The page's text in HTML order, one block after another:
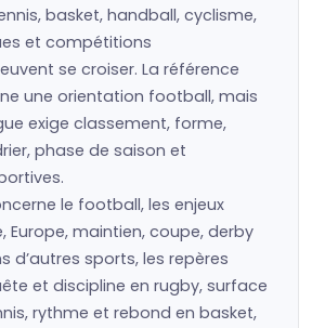
basket, handball, cyclisme,
et compétitions
se croiser. La référence
une orientation football, mais
exige classement, forme,
phase de saison et
le football, les enjeux
Europe, maintien, coupe, derby
d’autres sports, les repères
et discipline en rugby, surface
rythme et rebond en basket,